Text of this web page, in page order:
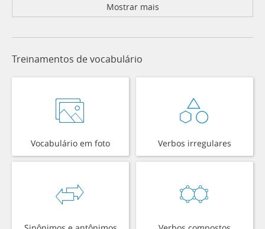
Mostrar mais
Treinamentos de vocabulário
Vocabulário em foto Verbos irregulares